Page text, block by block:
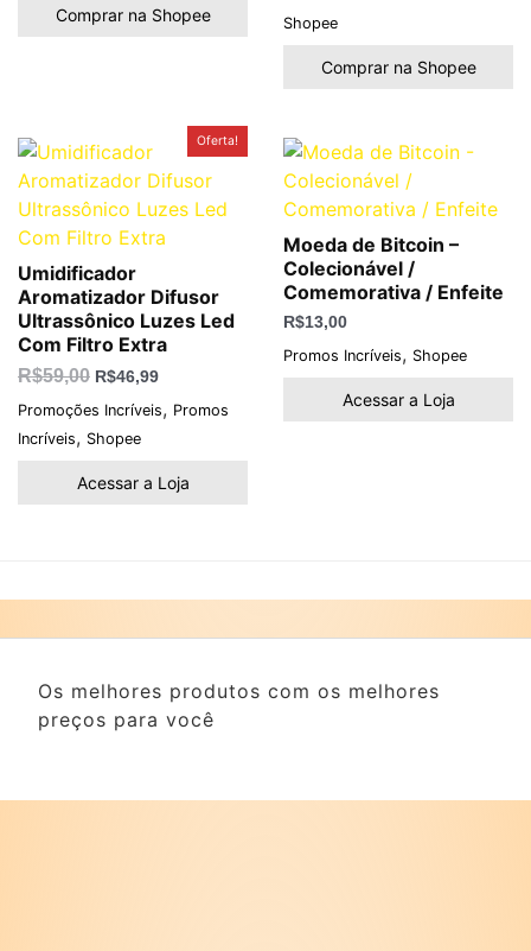
Comprar na Shopee
Shopee
Comprar na Shopee
Oferta!
Umidificador
Aromatizador Difusor
Ultrassônico Luzes Led
Com Filtro Extra
R$59,00
preço
era:
R$59,00.
R$46,99
atual
é:
R$46,99.
Promoções Incríveis, Promos
Incríveis, Shopee
Acessar a Loja
Moeda de Bitcoin –
Colecionável /
Comemorativa / Enfeite
R$13,00
Promos Incríveis, Shopee
Acessar a Loja
Os melhores produtos com os melhores
preços para você